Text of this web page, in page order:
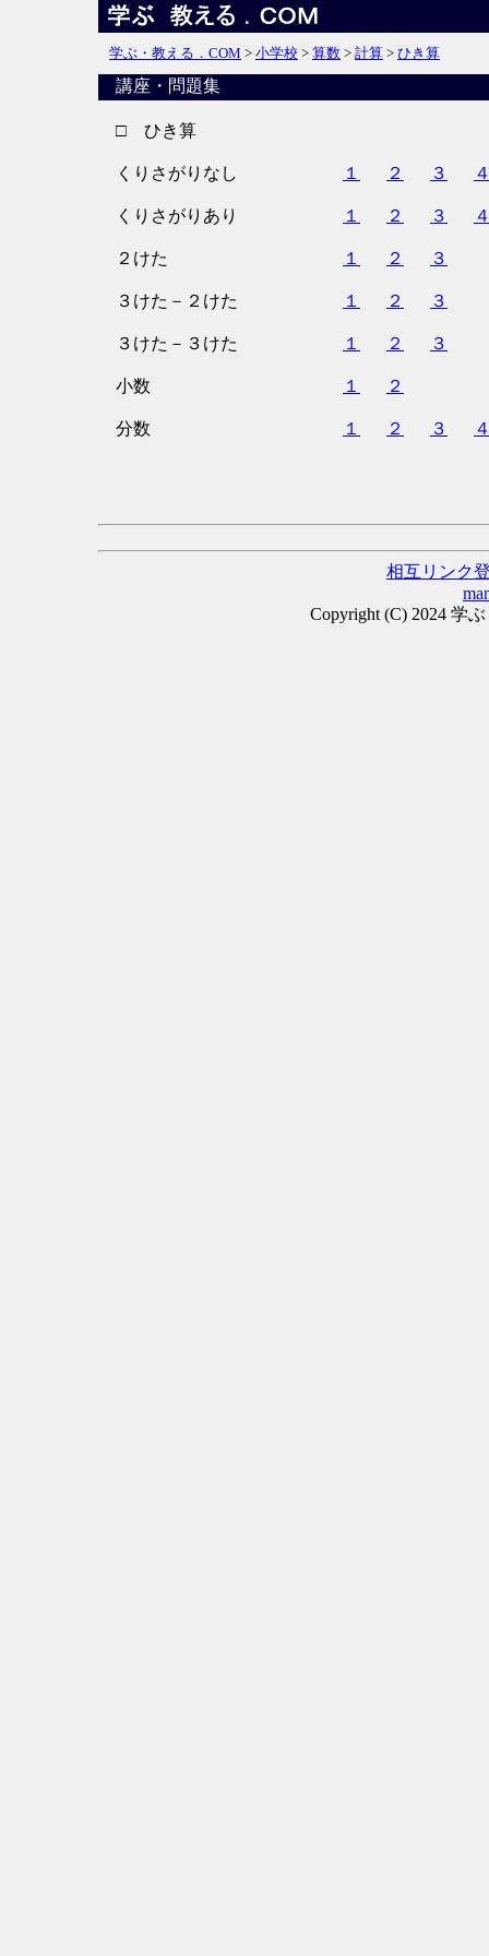
学ぶ・教える．COM > 小学校 > 算数 > 計算 > ひき算
講座・問題集
□ ひき算
くりさがりなし １ ２ ３
くりさがりあり １ ２ ３
２けた １ ２ ３
３けた－２けた １ ２ ３
３けた－３けた １ ２ ３
小数 １ ２
分数 １ ２ ３
相互リンク
Copyright (C) 2024 学